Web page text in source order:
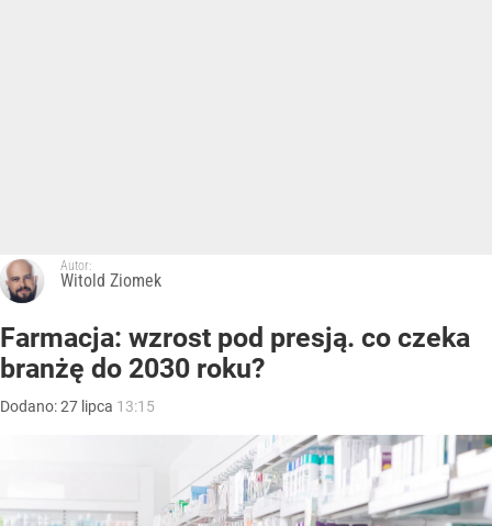
Autor:
Witold Ziomek
Farmacja: wzrost pod presją. co czeka
branżę do 2030 roku?
Dodano:27 lipca 13:15